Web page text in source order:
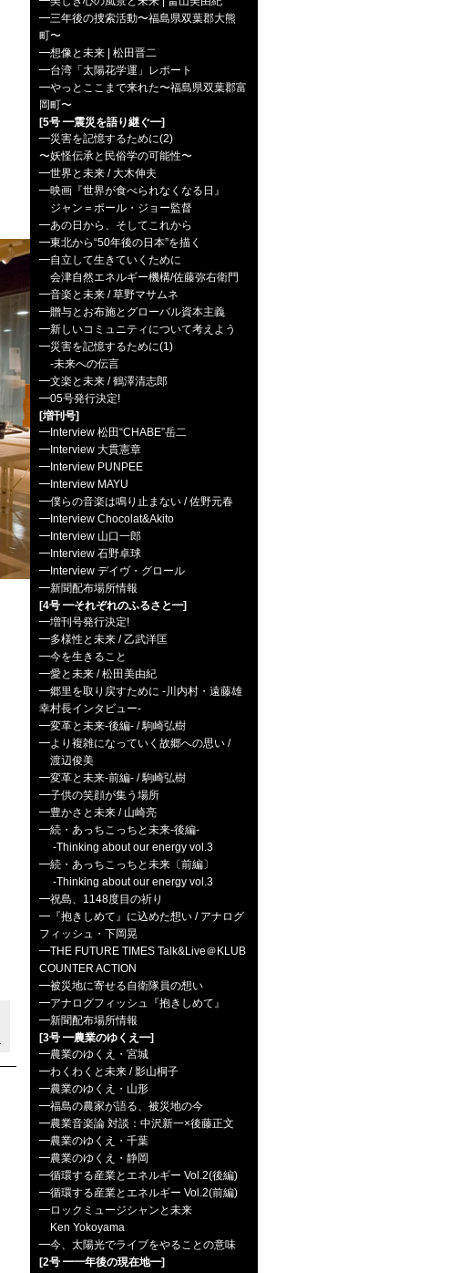
━三年後の捜索活動〜福島県双葉郡大熊
町〜
━想像と未来 | 松田晋二
━台湾「太陽花学運」レポート
━やっとここまで来れた〜福島県双葉郡富
岡町〜
[5号 ━震災を語り継ぐ━]
━災害を記憶するために(2)
〜妖怪伝承と民俗学の可能性〜
━世界と未来 / 大木伸夫
━映画『世界が食べられなくなる日』
ジャン＝ポール・ジョー監督
━あの日から、そしてこれから
━東北から“50年後の日本”を描く
━自立して生きていくために
会津自然エネルギー機構/佐藤弥右衛門
━音楽と未来 / 草野マサムネ
━贈与とお布施とグローバル資本主義
━新しいコミュニティについて考えよう
━災害を記憶するために(1)
-未来への伝言
━文楽と未来 / 鶴澤清志郎
━05号発行決定!
[増刊号]
━ Interview 松田“CHABE”岳二
━ Interview 大貫憲章
━ Interview PUNPEE
━ Interview MAYU
━僕らの音楽は鳴り止まない / 佐野元春
━ Interview Chocolat&Akito
━ Interview 山口一郎
━ Interview 石野卓球
━ Interview デイヴ・グロール
━新聞配布場所情報
[4号 ━それぞれのふるさと━]
━増刊号発行決定!
━多様性と未来 / 乙武洋匡
━今を生きること
━愛と未来 / 松田美由紀
━郷里を取り戻すために -川内村・遠藤雄
幸村長インタビュー-
━変革と未来-後編- / 駒崎弘樹
━より複雑になっていく故郷への思い /
渡辺俊美
━変革と未来-前編- / 駒崎弘樹
━子供の笑顔が集う場所
━豊かさと未来 / 山崎亮
━続・あっちこっちと未来-後編-
-Thinking about our energy vol.3
━続・あっちこっちと未来〔前編〕
-Thinking about our energy vol.3
━祝島、1148度目の祈り
━ 『抱きしめて』に込めた想い / アナログ
フィッシュ・下岡晃
━THE FUTURE TIMES Talk&Live＠KLUB
COUNTER ACTION
━被災地に寄せる自衛隊員の想い
━アナログフィッシュ『抱きしめて』
━新聞配布場所情報
[3号 ━農業のゆくえ━]
━農業のゆくえ・宮城
━わくわくと未来 / 影山桐子
━農業のゆくえ・山形
━福島の農家が語る、被災地の今
━農業音楽論 対談：中沢新一×後藤正文
━農業のゆくえ・千葉
━農業のゆくえ・静岡
━循環する産業とエネルギー Vol.2(後編)
━循環する産業とエネルギー Vol.2(前編)
━ロックミュージシャンと未来
Ken Yokoyama
━今、太陽光でライブをやることの意味
[2号 ━一年後の現在地━]